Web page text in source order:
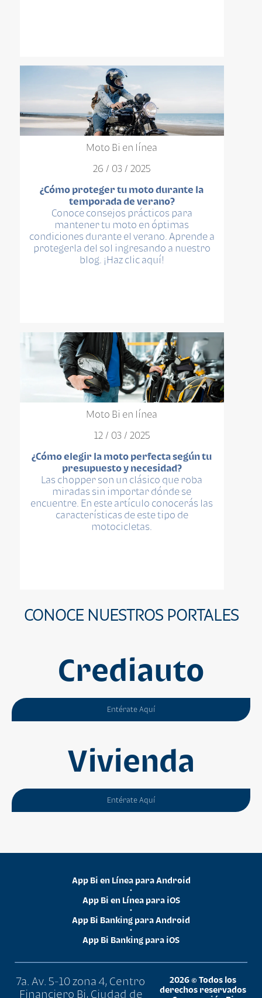
Moto Bi en línea
26 / 03 / 2025
¿Cómo proteger tu moto durante la
temporada de verano?
Conoce consejos prácticos para
mantener tu moto en óptimas
condiciones durante el verano. Aprende a
protegerla del sol ingresando a nuestro
blog. ¡Haz clic aquí!
Moto Bi en línea
12 / 03 / 2025
¿Cómo elegir la moto perfecta según tu
presupuesto y necesidad?
Las chopper son un clásico que roba
miradas sin importar dónde se
encuentre. En este artículo conocerás las
características de este tipo de
motocicletas.
CONOCE NUESTROS PORTALES
Crediauto
Entérate Aquí
Vivienda
Entérate Aquí
App Bi en Línea para Android
•
App Bi en Línea para iOS
•
App Bi Banking para Android
•
App Bi Banking para iOS
7a. Av. 5-10 zona 4, Centro
Financiero Bi, Ciudad de
2026 © Todos los
derechos reservados